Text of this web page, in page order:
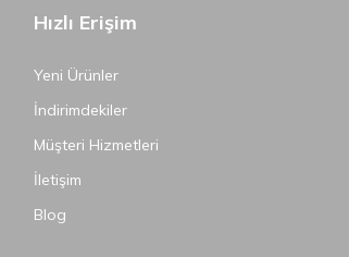
Hızlı Erişim
Yeni Ürünler
İndirimdekiler
Müşteri Hizmetleri
İletişim
Blog